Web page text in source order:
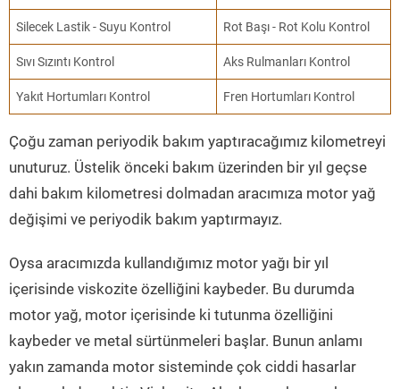
Silecek Lastik - Suyu Kontrol Rot Başı - Rot Kolu Kontrol
Sıvı Sızıntı Kontrol Aks Rulmanları Kontrol
Yakıt Hortumları Kontrol Fren Hortumları Kontrol
Çoğu zaman periyodik bakım yaptıracağımız kilometreyi
unuturuz. Üstelik önceki bakım üzerinden bir yıl geçse
dahi bakım kilometresi dolmadan aracımıza motor yağ
değişimi ve periyodik bakım yaptırmayız.
Oysa aracımızda kullandığımız motor yağı bir yıl
içerisinde viskozite özelliğini kaybeder. Bu durumda
motor yağ, motor içerisinde ki tutunma özelliğini
kaybeder ve metal sürtünmeleri başlar. Bunun anlamı
yakın zamanda motor sisteminde çok ciddi hasarlar